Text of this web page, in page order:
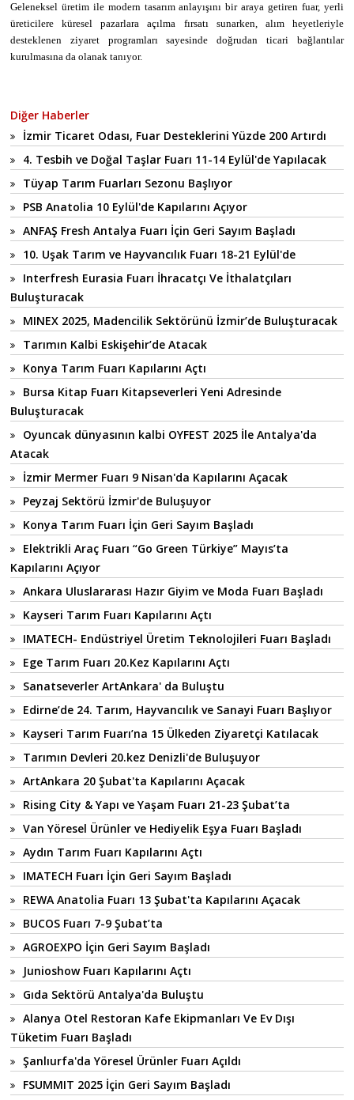
Geleneksel üretim ile modern tasarım anlayışını bir araya getiren fuar, yerli
üreticilere küresel pazarlara açılma fırsatı sunarken, alım heyetleriyle
desteklenen ziyaret programları sayesinde doğrudan ticari bağlantılar
kurulmasına da olanak tanıyor.
Diğer Haberler
İzmir Ticaret Odası, Fuar Desteklerini Yüzde 200 Artırdı
4. Tesbih ve Doğal Taşlar Fuarı 11-14 Eylül'de Yapılacak
Tüyap Tarım Fuarları Sezonu Başlıyor
PSB Anatolia 10 Eylül'de Kapılarını Açıyor
ANFAŞ Fresh Antalya Fuarı İçin Geri Sayım Başladı
10. Uşak Tarım ve Hayvancılık Fuarı 18-21 Eylül'de
Interfresh Eurasia Fuarı İhracatçı Ve İthalatçıları
Buluşturacak
MINEX 2025, Madencilik Sektörünü İzmir’de Buluşturacak
Tarımın Kalbi Eskişehir’de Atacak
Konya Tarım Fuarı Kapılarını Açtı
Bursa Kitap Fuarı Kitapseverleri Yeni Adresinde
Buluşturacak
Oyuncak dünyasının kalbi OYFEST 2025 İle Antalya'da
Atacak
İzmir Mermer Fuarı 9 Nisan'da Kapılarını Açacak
Peyzaj Sektörü İzmir'de Buluşuyor
Konya Tarım Fuarı İçin Geri Sayım Başladı
Elektrikli Araç Fuarı “Go Green Türkiye” Mayıs’ta
Kapılarını Açıyor
Ankara Uluslararası Hazır Giyim ve Moda Fuarı Başladı
Kayseri Tarım Fuarı Kapılarını Açtı
IMATECH- Endüstriyel Üretim Teknolojileri Fuarı Başladı
Ege Tarım Fuarı 20.Kez Kapılarını Açtı
Sanatseverler ArtAnkara' da Buluştu
Edirne’de 24. Tarım, Hayvancılık ve Sanayi Fuarı Başlıyor
Kayseri Tarım Fuarı’na 15 Ülkeden Ziyaretçi Katılacak
Tarımın Devleri 20.kez Denizli'de Buluşuyor
ArtAnkara 20 Şubat'ta Kapılarını Açacak
Rising City & Yapı ve Yaşam Fuarı 21-23 Şubat’ta
Van Yöresel Ürünler ve Hediyelik Eşya Fuarı Başladı
Aydın Tarım Fuarı Kapılarını Açtı
IMATECH Fuarı İçin Geri Sayım Başladı
REWA Anatolia Fuarı 13 Şubat'ta Kapılarını Açacak
BUCOS Fuarı 7-9 Şubat’ta
AGROEXPO İçin Geri Sayım Başladı
Junioshow Fuarı Kapılarını Açtı
Gıda Sektörü Antalya'da Buluştu
Alanya Otel Restoran Kafe Ekipmanları Ve Ev Dışı
Tüketim Fuarı Başladı
Şanlıurfa'da Yöresel Ürünler Fuarı Açıldı
FSUMMIT 2025 İçin Geri Sayım Başladı